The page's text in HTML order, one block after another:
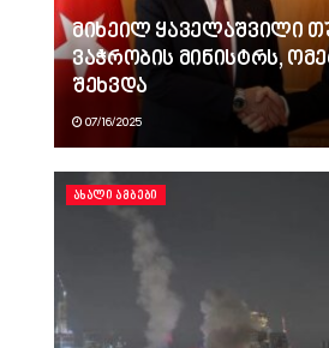
მიხეილ ყაველაშვილი
ვაჭრობის მინისტრს,
შეხვდა
07/16/2025
ᲐᲮᲐᲚᲘ ᲐᲛᲑᲔᲑᲘ